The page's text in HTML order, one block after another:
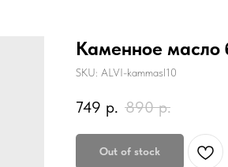
Каменное масло
SKU: ALVI-kammasl10
749 р. 890 р.
Out of stock